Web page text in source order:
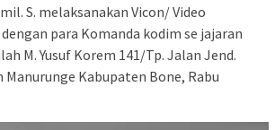
S. melaksanakan Vicon/ Video
para Komanda kodim se jajaran
M. Yusuf Korem 141/Tp. Jalan Jend.
Kabupaten Bone, Rabu